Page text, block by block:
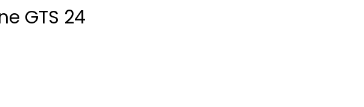
GTS 24